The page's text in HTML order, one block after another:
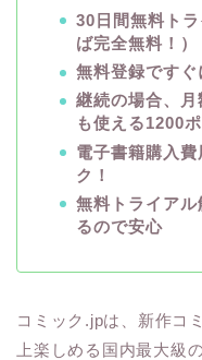
30日間無料ト
ば完全無料！）
無料登録です
継続の場合、
も使える1200
電子書籍購入
ク！
無料トライア
るので安心
コミック.jpは、新作コ
上楽しめる国内最大級